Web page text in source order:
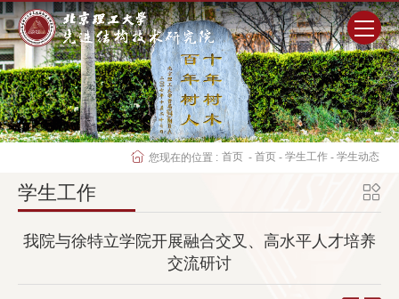
首页
研究院概况
师资队伍
科学研究
人才培养
您现在的位置 : 首页 - 首页 - 学生工作 - 学生动态
学生工作
我院与徐特立学院开展融合交叉、高水平人才培养
交流研讨